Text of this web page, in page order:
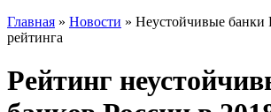
Главная » Новости » Неустойчивые банки
рейтинга
Рейтинг